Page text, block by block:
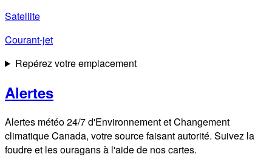
Satellite
Courant-jet
Repérez votre emplacement
Alertes
Alertes météo 24/7 d'Environnement et Changement
climatique Canada, votre source faisant autorité. Suivez la
foudre et les ouragans à l'aide de nos cartes.